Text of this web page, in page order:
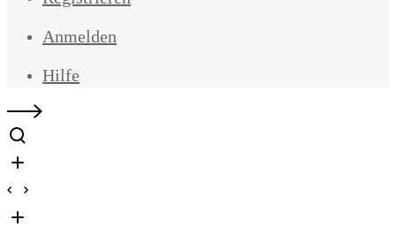
Anmelden
Hilfe